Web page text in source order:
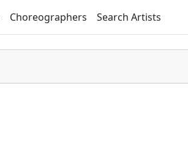
Choreographers Search Artists